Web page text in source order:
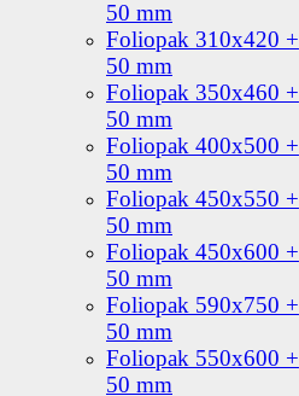
50 mm
Foliopak 310x420 +
50 mm
Foliopak 350x460 +
50 mm
Foliopak 400x500 +
50 mm
Foliopak 450x550 +
50 mm
Foliopak 450x600 +
50 mm
Foliopak 590x750 +
50 mm
Foliopak 550x600 +
50 mm